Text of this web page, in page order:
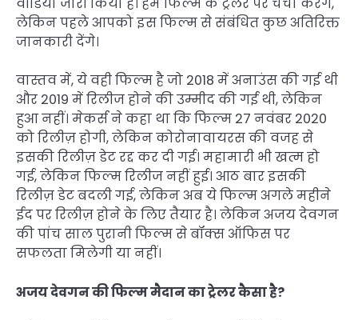
वीडियो जारी किया है। हम फिल्म के ट्रेलर पर चर्चा करेंगे,
लेकिन पहले आपको इस फिल्म से संबंधित कुछ अतिरिक्त
जानकारी देंगे।
वास्तव में, ये वही फिल्म है जो 2018 में अनाउंस की गई थी
और 2019 में रिलीज होने की उम्मीद की गई थी, लेकिन
हुआ नहीं। मेकर्स ने कहा था कि फिल्म 27 नवंबर 2020
को रिलीज़ होगी, लेकिन कोरोनावायरस की वजह से
इसकी रिलीज़ डेट रद्द कर दी गई। महामारी भी खत्म हो
गई, लेकिन फिल्म रिलीज नहीं हुई। आठ बार इसकी
रिलीज़ डेट बदली गई, लेकिन अब ये फिल्म अगले महीने
ईद पर रिलीज़ होने के लिए तैयार है। लेकिन अजय देवगन
की पांच साल पुरानी फिल्म से बॉक्स ऑफिस पर
सफलता मिलेगी या नहीं।
अजय देवगन की फिल्म मैदान का ट्रेलर कैसा है?